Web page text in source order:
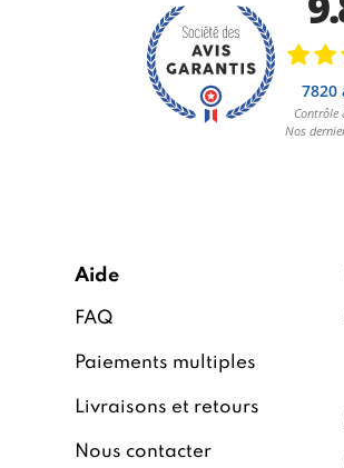
Aide
FAQ
Paiements multiples
Livraisons et retours
Nous contacter